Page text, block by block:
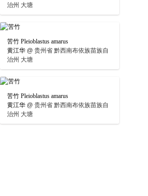
治州 大塘
苦竹 Pleioblastus amarus
黄江华 @ 贵州省 黔西南布依族苗族自
治州 大塘
苦竹 Pleioblastus amarus
黄江华 @ 贵州省 黔西南布依族苗族自
治州 大塘